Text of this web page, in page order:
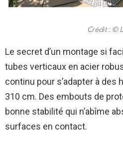
Crédit : ©
Le secret d’un montage si
tubes verticaux en acier
continu pour s’adapter à des
310 cm. Des embouts de
bonne stabilité qui n’abîme
surfaces en contact.